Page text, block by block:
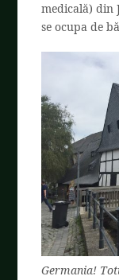
medicală) din
se ocupa de
Germania!